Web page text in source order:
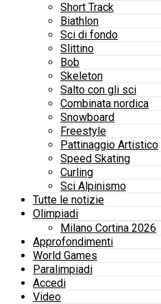
Short Track
Biathlon
Sci di fondo
Slittino
Bob
Skeleton
Salto con gli sci
Combinata nordica
Snowboard
Freestyle
Pattinaggio Artistico
Speed Skating
Curling
Sci Alpinismo
Tutte le notizie
Olimpiadi
Milano Cortina 2026
Approfondimenti
World Games
Paralimpiadi
Accedi
Video